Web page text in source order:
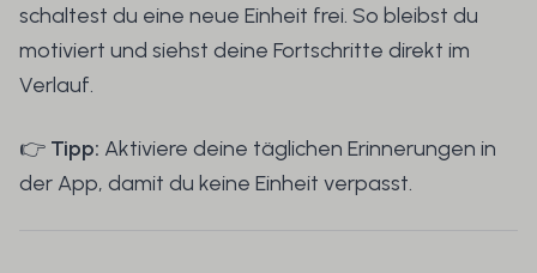
schaltest du eine neue Einheit frei. So bleibst du
motiviert und siehst deine Fortschritte direkt im
Verlauf.
👉 Tipp: Aktiviere deine täglichen Erinnerungen in
der App, damit du keine Einheit verpasst.